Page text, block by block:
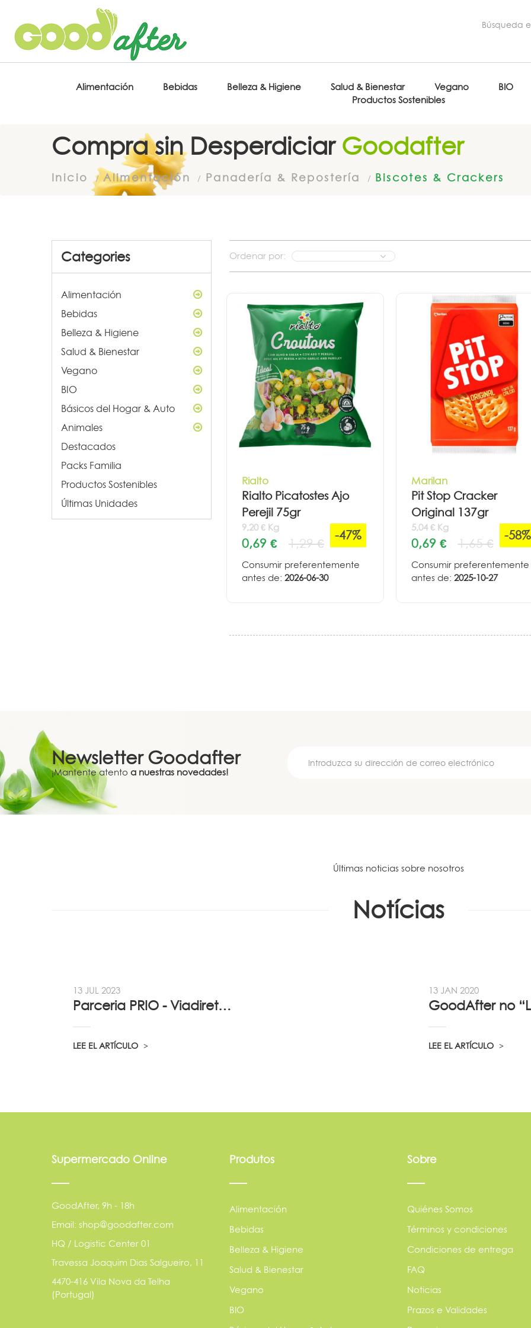
Alimentación Bebidas Belleza & Higiene Salud & Bienestar Vegano BIO
Productos Sostenibles
Compra sin DesperdiciarGoodafter
Inicio Alimentación Panadería & Repostería Biscotes & Crackers
Categories
Alimentación
Bebidas
Belleza & Higiene
Salud & Bienestar
Vegano
BIO
Básicos del Hogar & Auto
Animales
Destacados
Packs Familia
Productos Sostenibles
Últimas Unidades
Ordenar por:
Rialto
Rialto Picatostes Ajo
Perejil 75gr
9,20 € Kg
0,69 € 1,29 €
-47%
Consumir preferentemente
antes de: 2026-06-30
Marilan
Pit Stop Cracker
Original 137gr
5,04 € Kg
0,69 € 1,65 €
-58%
Consumir preferentemente
antes de: 2025-10-27
Newsletter Goodafter
¡Mantente atento a nuestras novedades!
Últimas noticias sobre nosotros
Notícias
13 JUL 2023
Parceria PRIO - Viadireta - Goodafter...
LEE EL ARTÍCULO
13 JAN 2020
LEE EL ARTÍCULO
Supermercado Online
GoodAfter, 9h - 18h
Email: shop@goodafter.com
HQ / Logistic Center 01
Travessa Joaquim Dias Salgueiro, 11
4470-416 Vila Nova da Telha
(Portugal)
Produtos
Alimentación
Bebidas
Belleza & Higiene
Salud & Bienestar
Vegano
BIO
Sobre
Quiénes Somos
Términos y condiciones
Condiciones de entrega
FAQ
Noticias
Prazos e Validades